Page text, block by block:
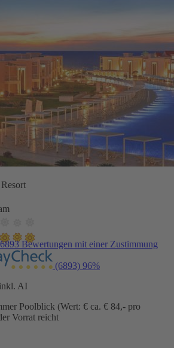
Bewertungen mit einer Zustimmung
(6893) 96%
AI
Poolblick (Wert: € ca. € 84,- pro
Vorrat reicht